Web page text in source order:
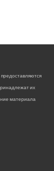
их
материала